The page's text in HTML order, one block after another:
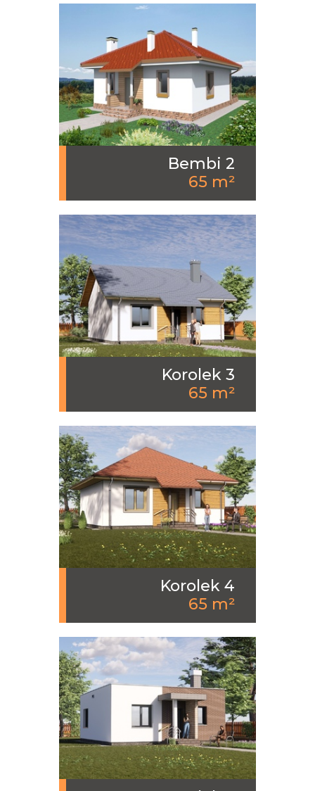
Bembi 2
65 m²
Korolek 3
65 m²
Korolek 4
65 m²